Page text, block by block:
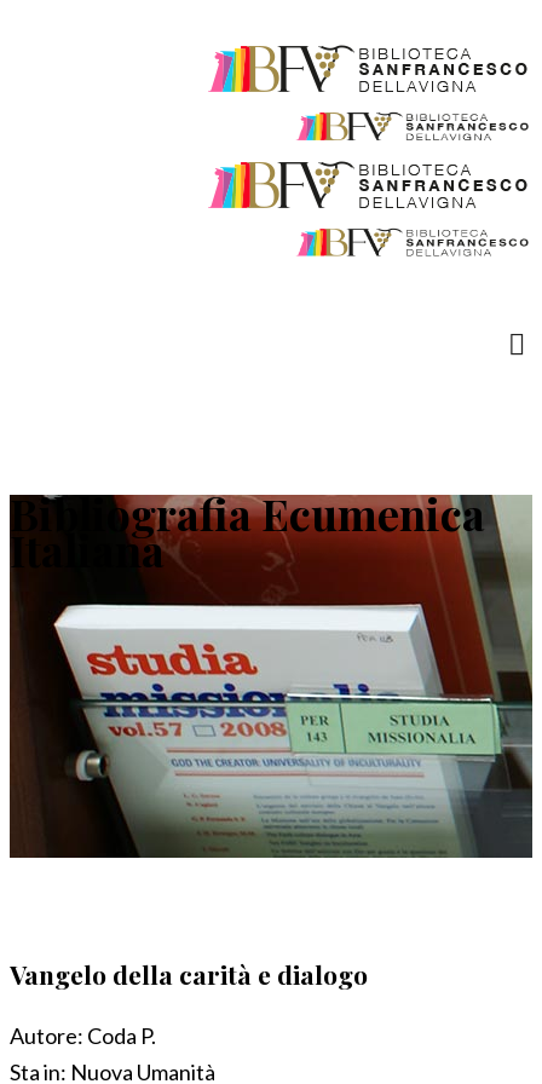
Bibliografia Ecumenica
Italiana
Vangelo della carità e dialogo
Autore: Coda P.
Sta in: Nuova Umanità